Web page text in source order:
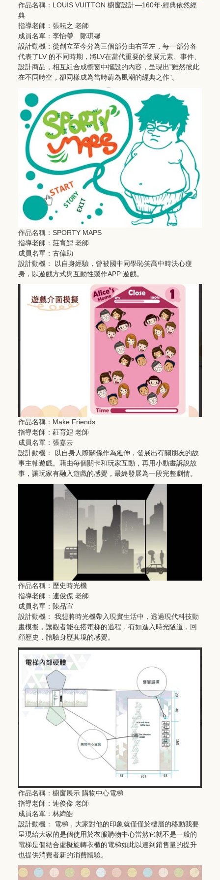
作品名稱：LOUIS VUITTON 櫥窗設計—160年‧經典依然經
典
指導老師：張耘之 老師
成員名單：李怡瑩 鄭琪馨
設計動機：從創立至今分為三個部分由右至左，每一部分各
代表了LV 的不同時期，將LV在當代重要的發展元素、事件、
設計商品，相互組合成櫥窗中擺設的內容，呈現出”雖然彼此
在不同時空，卻同樣成為當時蔚為風潮的經典之作”。
作品名稱：SPORTY MAPS
指導老師：莊育鯉 老師
成員名單：古偉助
設計動機： 以自身經驗，曾被國中同學恥笑高中時決心瘦
身，以遊戲方式與互動性製作APP 遊戲。
作品名稱：Make Friends
指導老師：莊育鯉 老師
成員名單：張嘉云
設計動機： 以自身人際關係作為延伸，發展出有關朋友的故
事主軸遊戲。藉由每個關卡和玩家互動，再用小動畫訴說故
事，讓玩家有融入遊戲的感覺，最終發展為一段完整劇情。
作品名稱：歷史時光機
指導老師：連俊傑 老師
成員名單：陳品宣
設計動機： 我想將時光機帶入現實生活中，透過現代科技動
畫模擬，讓觀者能在搭電梯的過程，有如進入時光隧道，回
顧歷史，體驗身歷其境的感覺。
作品名稱：櫥窗展示 購物中心電梯
指導老師：連俊傑 老師
成員名單：林緯皓
設計動機： 電梯，大家對他的印象就僅僅於樓層的移動我要
呈現給大家的是個使用於衣服購物中心當然它就不是一般的
電梯是個結合虛擬旋轉衣櫃的電梯如此以達到銷售量的提升
也提供消費者新的消費體驗。